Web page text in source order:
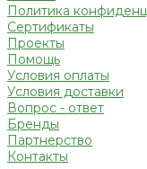
Политика
Сертификаты
Проекты
Помощь
Условия оплаты
Условия доставки
Вопрос - ответ
Бренды
Партнерство
Контакты